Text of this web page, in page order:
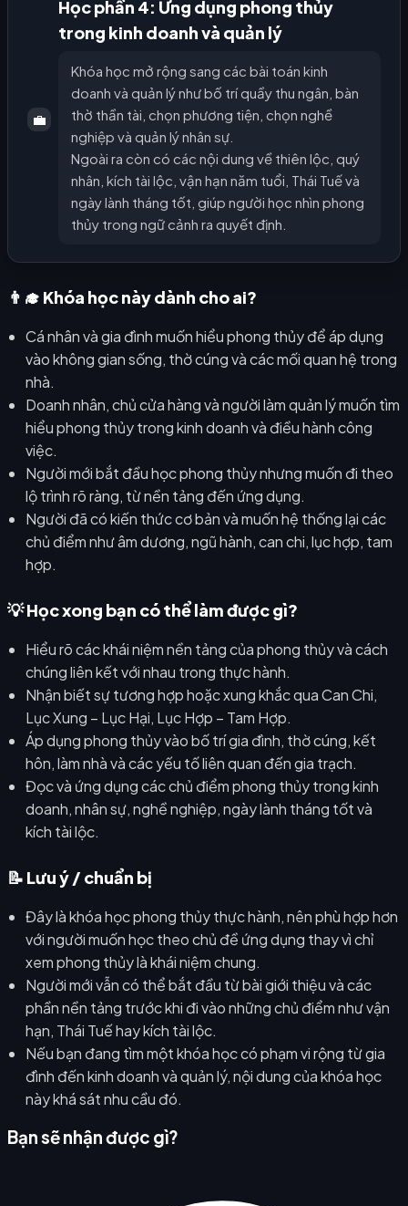
💼
Học phần 4: Ứng dụng phong thủy
trong kinh doanh và quản lý
Khóa học mở rộng sang các bài toán kinh
doanh và quản lý như bố trí quầy thu ngân, bàn
thờ thần tài, chọn phương tiện, chọn nghề
nghiệp và quản lý nhân sự.
Ngoài ra còn có các nội dung về thiên lộc, quý
nhân, kích tài lộc, vận hạn năm tuổi, Thái Tuế và
ngày lành tháng tốt, giúp người học nhìn phong
thủy trong ngữ cảnh ra quyết định.
👨‍🎓 Khóa học này dành cho ai?
Cá nhân và gia đình muốn hiểu phong thủy để áp dụng
vào không gian sống, thờ cúng và các mối quan hệ trong
nhà.
Doanh nhân, chủ cửa hàng và người làm quản lý muốn tìm
hiểu phong thủy trong kinh doanh và điều hành công
việc.
Người mới bắt đầu học phong thủy nhưng muốn đi theo
lộ trình rõ ràng, từ nền tảng đến ứng dụng.
Người đã có kiến thức cơ bản và muốn hệ thống lại các
chủ điểm như âm dương, ngũ hành, can chi, lục hợp, tam
hợp.
💡 Học xong bạn có thể làm được gì?
Hiểu rõ các khái niệm nền tảng của phong thủy và cách
chúng liên kết với nhau trong thực hành.
Nhận biết sự tương hợp hoặc xung khắc qua Can Chi,
Lục Xung – Lục Hại, Lục Hợp – Tam Hợp.
Áp dụng phong thủy vào bố trí gia đình, thờ cúng, kết
hôn, làm nhà và các yếu tố liên quan đến gia trạch.
Đọc và ứng dụng các chủ điểm phong thủy trong kinh
doanh, nhân sự, nghề nghiệp, ngày lành tháng tốt và
kích tài lộc.
📝 Lưu ý / chuẩn bị
Đây là khóa học phong thủy thực hành, nên phù hợp hơn
với người muốn học theo chủ đề ứng dụng thay vì chỉ
xem phong thủy là khái niệm chung.
Người mới vẫn có thể bắt đầu từ bài giới thiệu và các
phần nền tảng trước khi đi vào những chủ điểm như vận
hạn, Thái Tuế hay kích tài lộc.
Nếu bạn đang tìm một khóa học có phạm vi rộng từ gia
đình đến kinh doanh và quản lý, nội dung của khóa học
này khá sát nhu cầu đó.
Bạn sẽ nhận được gì?